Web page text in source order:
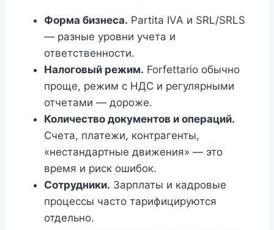
Форма бизнеса. Partita IVA и SRL/SRLS
— разные уровни учета и
ответственности.
Налоговый режим. Forfettario обычно
проще, режим с НДС и регулярными
отчетами — дороже.
Количество документов и операций.
Счета, платежи, контрагенты,
«нестандартные движения» — это
время и риск ошибок.
Сотрудники. Зарплаты и кадровые
процессы часто тарифицируются
отдельно.